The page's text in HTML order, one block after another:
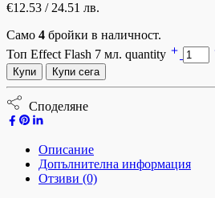
€12.53 / 24.51 лв.
Само 4 бройки в наличност.
Топ Effect Flash 7 мл. quantity
Купи Купи сега
Споделяне
Описание
Допълнителна информация
Отзиви (0)